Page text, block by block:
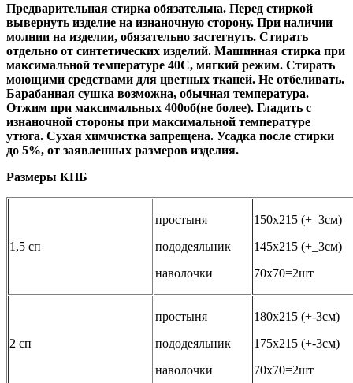
Предварительная стирка обязательна. Перед стиркой
вывернуть изделие на изнаночную сторону. При наличии
молнии на изделии, обязательно застегнуть. Стирать
отдельно от синтетических изделий. Машинная стирка при
максимальной температуре 40С, мягкий режим. Стирать
моющими средствами для цветных тканей. Не отбеливать.
Барабанная сушка возможна, обычная температура.
Отжим при максимальных 400об(не более). Гладить с
изнаночной стороны при максимальной температуре
утюга. Сухая химчистка запрещена. Усадка после стирки
до 5%, от заявленных размеров изделия.
Размеры КПБ
1,5 сп
простыня
пододеяльник
наволочки
150х215 (+_3см)
145х215 (+_3см)
70х70=2шт
2 сп
простыня
пододеяльник
наволочки
180х215 (+-3см)
175х215 (+-3см)
70х70=2шт